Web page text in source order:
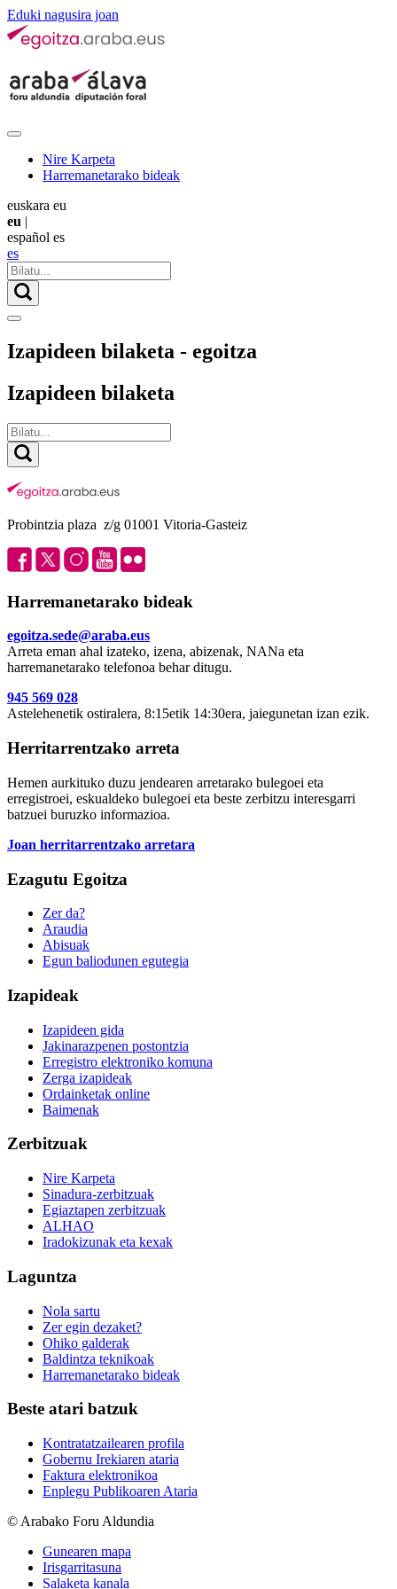
Eduki nagusira joan
Nire Karpeta
Harremanetarako bideak
euskara eu
eu |
español es
es
Izapideen bilaketa - egoitza
Izapideen bilaketa
Probintzia plaza z/g 01001 Vitoria-Gasteiz
Harremanetarako bideak
egoitza.sede@araba.eus
Arreta eman ahal izateko, izena, abizenak, NANa eta
harremanetarako telefonoa behar ditugu.
945 569 028
Astelehenetik ostiralera, 8:15etik 14:30era, jaiegunetan izan ezik.
Herritarrentzako arreta
Hemen aurkituko duzu jendearen arretarako bulegoei eta
erregistroei, eskualdeko bulegoei eta beste zerbitzu interesgarri
batzuei buruzko informazioa.
Joan herritarrentzako arretara
Ezagutu Egoitza
Zer da?
Araudia
Abisuak
Egun baliodunen egutegia
Izapideak
Izapideen gida
Jakinarazpenen postontzia
Erregistro elektroniko komuna
Zerga izapideak
Ordainketak online
Baimenak
Zerbitzuak
Nire Karpeta
Sinadura-zerbitzuak
Egiaztapen zerbitzuak
ALHAO
Iradokizunak eta kexak
Laguntza
Nola sartu
Zer egin dezaket?
Ohiko galderak
Baldintza teknikoak
Harremanetarako bideak
Beste atari batzuk
Kontratatzailearen profila
Gobernu Irekiaren ataria
Faktura elektronikoa
Enplegu Publikoaren Ataria
© Arabako Foru Aldundia
Gunearen mapa
Irisgarritasuna
Salaketa kanala